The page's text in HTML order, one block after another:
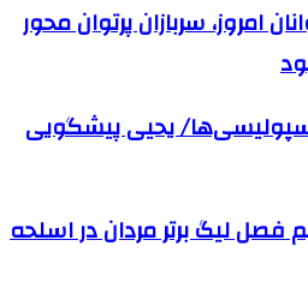
امروز، سربازان پرتوان محور
یحیی پیشگویی
فصل لیگ برتر مردان در اسلحه